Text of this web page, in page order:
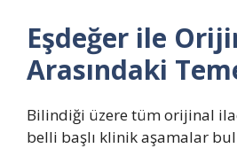
Eşdeğer ile
Arasındaki
Bilindiği üzere tüm orijinal
belli başlı klinik aşamalar